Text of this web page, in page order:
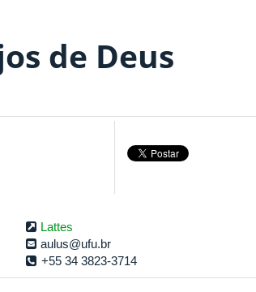
de Deus
Lattes
aulus@ufu.br
+55 34 3823-3714